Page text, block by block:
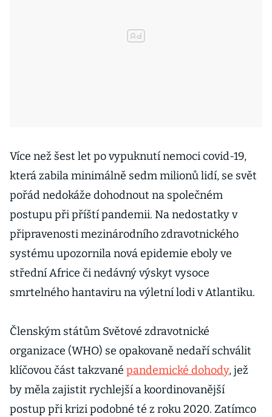
Více než šest let po vypuknutí nemoci covid-19,
která zabila minimálně sedm milionů lidí, se svět
pořád nedokáže dohodnout na společném
postupu při příští pandemii. Na nedostatky v
připravenosti mezinárodního zdravotnického
systému upozornila nová epidemie eboly ve
střední Africe či nedávný výskyt vysoce
smrtelného hantaviru na výletní lodi v Atlantiku.
Členským státům Světové zdravotnické
organizace (WHO) se opakovaně nedaří schválit
klíčovou část takzvané pandemické dohody, jež
by měla zajistit rychlejší a koordinovanější
postup při krizi podobné té z roku 2020. Zatímco